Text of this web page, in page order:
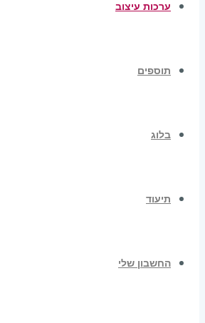
ערכות עיצוב
תוספים
בלוג
תיעוד
החשבון שלי